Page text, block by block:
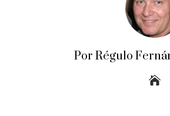
Por Régulo